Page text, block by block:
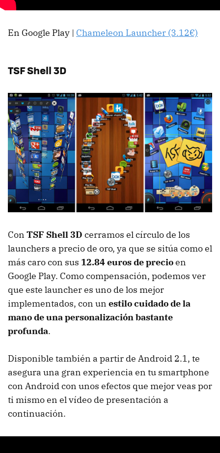
En Google Play | Chameleon Launcher (3.12€)
TSF Shell 3D
Con TSF Shell 3D cerramos el círculo de los
launchers a precio de oro, ya que se sitúa como el
más caro con sus 12.84 euros de precioen
Google Play. Como compensación, podemos ver
que este launcher es uno de los mejor
implementados, con un estilo cuidado de la
mano de una personalización bastante
profunda.
Disponible también a partir de Android 2.1, te
asegura una gran experiencia en tu smartphone
con Android con unos efectos que mejor veas por
ti mismo en el vídeo de presentación a
continuación.